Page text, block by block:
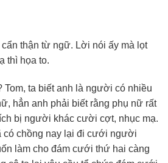
thận từ ngữ. Lời nói ấy mà lọt
thì họa to.
Tom, ta biết anh là người có nhiều
hẳn anh phải biết rằng phụ nữ rất
bị người khác cười cợt, nhục mạ.
có chồng nay lại đi cưới người
làm cho đám cưới thứ hai càng